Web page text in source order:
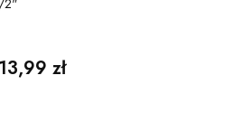
Cena
13,99 zł